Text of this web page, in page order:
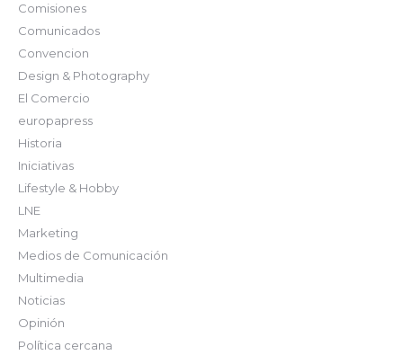
Comisiones
Comunicados
Convencion
Design & Photography
El Comercio
europapress
Historia
Iniciativas
Lifestyle & Hobby
LNE
Marketing
Medios de Comunicación
Multimedia
Noticias
Opinión
Política cercana